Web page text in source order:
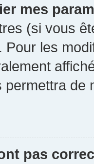
mes
(si vous
Pour les
permettra de
pas